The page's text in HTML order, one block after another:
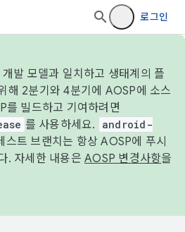
로그인
발 모델과 일치하고 생태계의 플
해 2분기와 4분기에 AOSP에 소스
를 빌드하고 기여하려면
를 사용하세요.
android-
스트 브랜치는 항상 AOSP에 푸시
. 자세한 내용은 AOSP 변경사항을